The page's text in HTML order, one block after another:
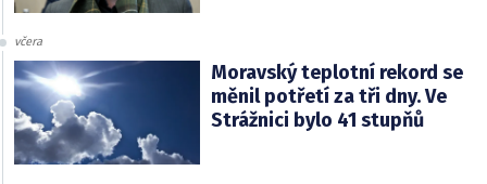
včera
Moravský teplotní rekord se
měnil potřetí za tři dny. Ve
Strážnici bylo 41 stupňů